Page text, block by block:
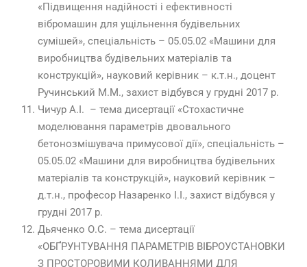
«Підвищення надійності і ефективності
вібромашин для ущільнення будівельних
сумішей», спеціальність – 05.05.02 «Машини для
виробництва будівельних матеріалів та
конструкцій», науковий керівник – к.т.н., доцент
Ручинський М.М., захист відбувся у грудні 2017 р.
Чичур А.І. – тема дисертації «Стохастичне
моделювання параметрів двовального
бетонозмішувача примусової дії», спеціальність –
05.05.02 «Машини для виробництва будівельних
матеріалів та конструкцій», науковий керівник –
д.т.н., професор Назаренко І.І., захист відбувся у
грудні 2017 р.
Дьяченко О.С. – тема дисертації
«ОБҐРУНТУВАННЯ ПАРАМЕТРІВ ВІБРОУСТАНОВКИ
З ПРОСТОРОВИМИ КОЛИВАННЯМИ ДЛЯ